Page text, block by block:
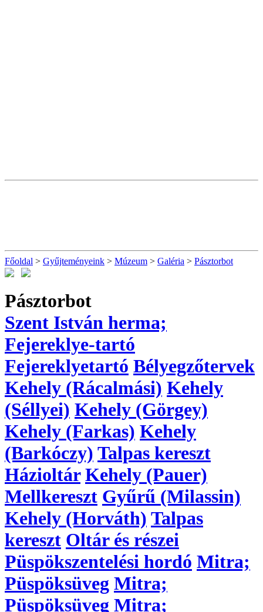
Főoldal > Gyűjteményeink > Múzeum > Galéria > Pásztorbot
Pásztorbot
Szent István herma;
Fejereklye-tartó
Fejereklyetartó Bélyegzőtervek
Kehely (Rácalmási) Kehely
(Séllyei) Kehely (Görgey)
Kehely (Farkas) Kehely
(Barkóczy) Talpas kereszt
Házioltár Kehely (Pauer)
Mellkereszt Gyűrű (Milassin)
Kehely (Horváth) Talpas
kereszt Oltár és részei
Püspökszentelési hordó Mitra;
Püspöksüveg Mitra;
Püspöksüveg Mitra;